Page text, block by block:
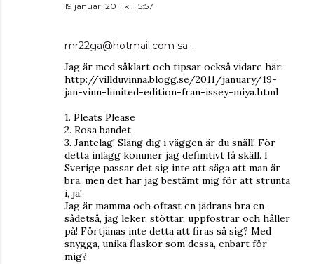
19 januari 2011 kl. 15:57
mr22ga@hotmail.com sa…
Jag är med såklart och tipsar också vidare här:
http://villduvinna.blogg.se/2011/january/19-
jan-vinn-limited-edition-fran-issey-miya.html
1. Pleats Please
2. Rosa bandet
3. Jantelag! Släng dig i väggen är du snäll! För
detta inlägg kommer jag definitivt få skäll. I
Sverige passar det sig inte att säga att man är
bra, men det har jag bestämt mig för att strunta
i, ja!
Jag är mamma och oftast en jädrans bra en
sådetså, jag leker, stöttar, uppfostrar och håller
på! Förtjänas inte detta att firas så sig? Med
snygga, unika flaskor som dessa, enbart för
mig?